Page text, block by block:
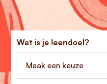
Wat is je leendoel?
Maak een keuze